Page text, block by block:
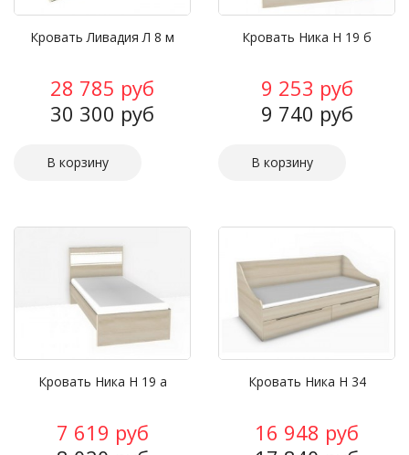
Кровать Ливадия Л 8 м
28 785 руб
30 300 руб
Кровать Ника Н 19 б
9 253 руб
9 740 руб
Кровать Ника Н 19 а
7 619 руб
Кровать Ника Н 34
16 948 руб